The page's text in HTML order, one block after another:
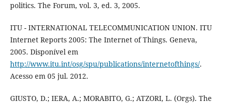
politics. The Forum, vol. 3, ed. 3, 2005.
ITU - INTERNATIONAL TELECOMMUNICATION UNION. ITU
Internet Reports 2005: The Internet of Things. Geneva,
2005. Disponível em
http://www.itu.int/osg/spu/publications/internetofthings/.
Acesso em 05 jul. 2012.
GIUSTO, D.; IERA, A.; MORABITO, G.; ATZORI, L. (Orgs). The